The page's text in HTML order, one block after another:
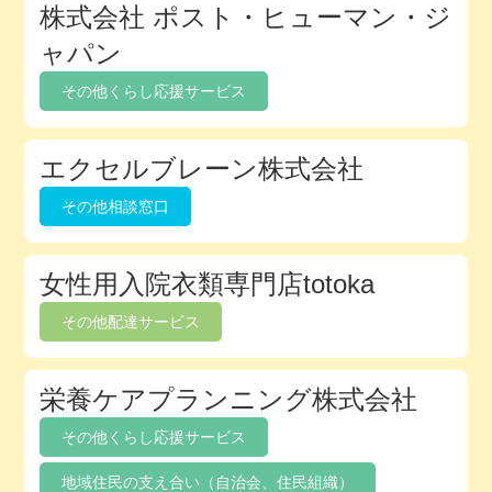
株式会社 ポスト・ヒューマン・ジ
ャパン
その他くらし応援サービス
エクセルブレーン株式会社
その他相談窓口
女性用入院衣類専門店totoka
その他配達サービス
栄養ケアプランニング株式会社
その他くらし応援サービス
地域住民の支え合い（自治会、住民組織）